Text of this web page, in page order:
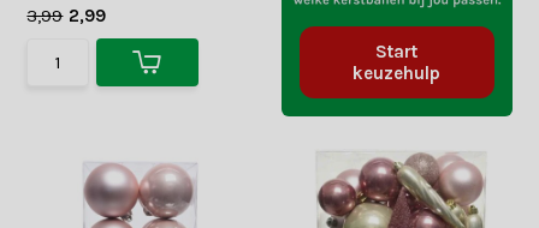
3,99 2,99
Start
keuzehulp